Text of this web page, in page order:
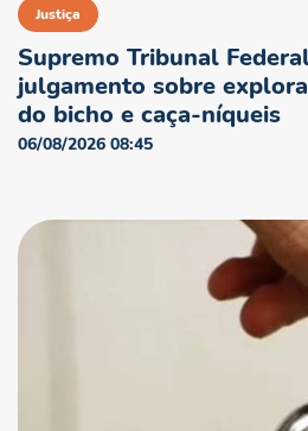
Justiça
Supremo Tribunal
julgamento sobre
do bicho e caça-níqueis
06/08/2026 08:45